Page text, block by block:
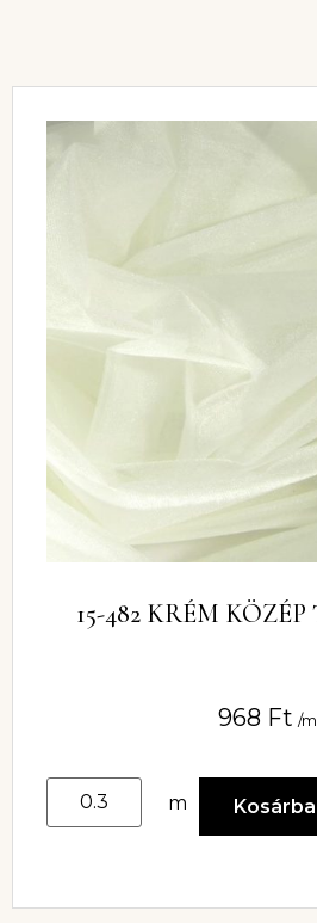
15-482 KRÉM
968 Ft /m
m